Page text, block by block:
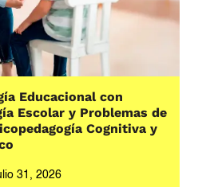
Educacional con
Escolar y Problemas de
Cognitiva y
31, 2026